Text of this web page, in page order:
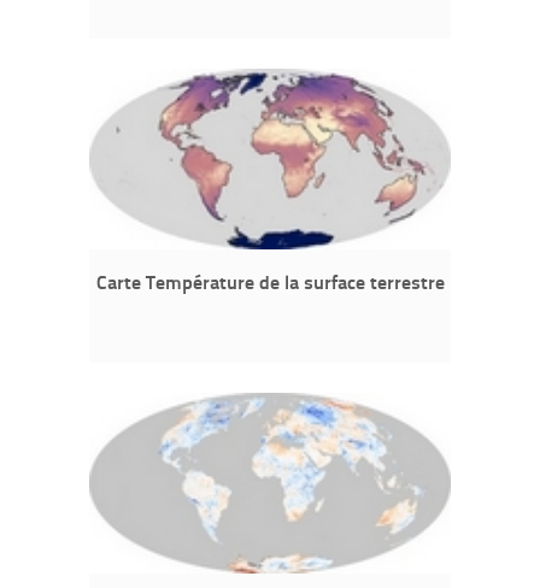
Carte Température de la surface terrestre